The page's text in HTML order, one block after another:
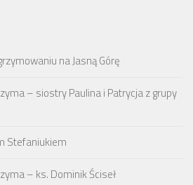
na Jasną Górę
– siostry Paulina i Patrycja z grupy
Stefaniukiem
– ks. Dominik Ściseł